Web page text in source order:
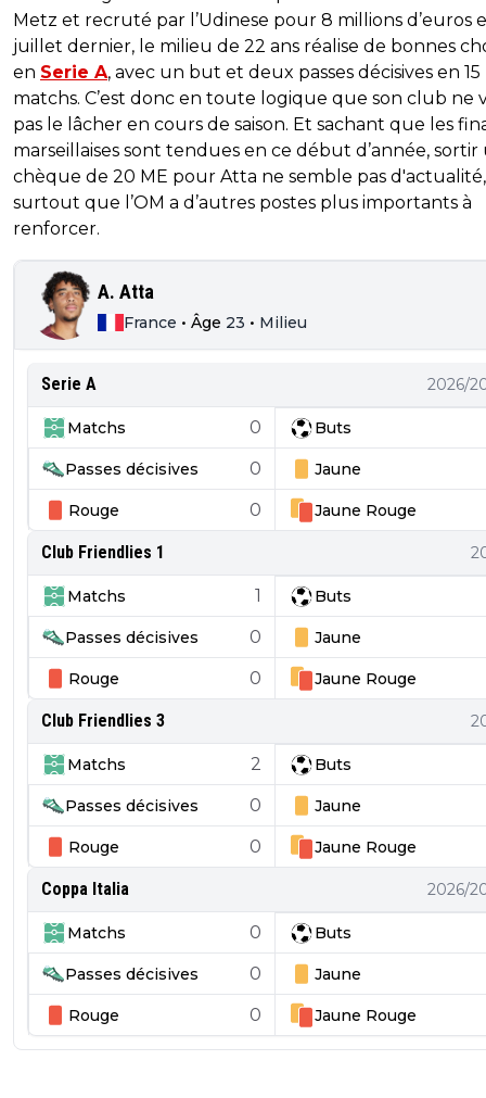
Metz et recruté par l’Udinese pour 8 millions d’euros
juillet dernier, le milieu de 22 ans réalise de bonnes
en Serie A, avec un but et deux passes décisives en 15
matchs. C’est donc en toute logique que son club ne
pas le lâcher en cours de saison. Et sachant que les
marseillaises sont tendues en ce début d’année, sortir
chèque de 20 ME pour Atta ne semble pas d'actualité,
surtout que l’OM a d’autres postes plus importants à
renforcer.
A. Atta
France • Âge 23 • Milieu
Serie A 2026/
Matchs 0 Buts
Passes décisives 0 Jaune
Rouge 0 Jaune Rouge
Club Friendlies 1
Matchs 1 Buts
Passes décisives 0 Jaune
Rouge 0 Jaune Rouge
Club Friendlies 3
Matchs 2 Buts
Passes décisives 0 Jaune
Rouge 0 Jaune Rouge
Coppa Italia 2026/
Matchs 0 Buts
Passes décisives 0 Jaune
Rouge 0 Jaune Rouge